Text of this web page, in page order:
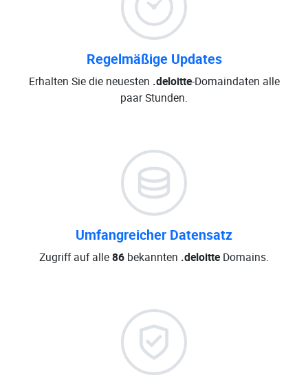
Regelmäßige Updates
Erhalten Sie die neuesten .deloitte-Domaindaten alle
paar Stunden.
Umfangreicher Datensatz
Zugriff auf alle86 bekannten .deloitte Domains.